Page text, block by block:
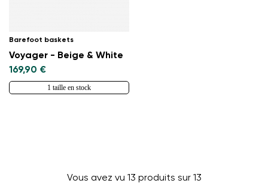
Barefoot baskets
Voyager - Beige & White
169,90 €
1 taille en stock
Vous avez vu 13 produits sur 13